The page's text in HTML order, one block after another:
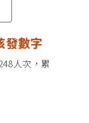
發數字
人次，累